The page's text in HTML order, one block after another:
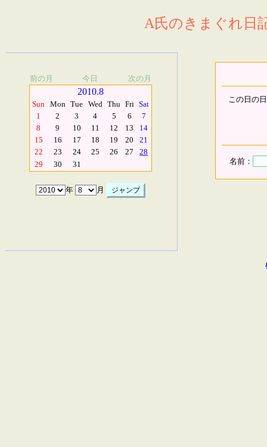
A氏のきまぐれ日
前の月 今日 次の月
2010.8
Sun Mon Tue Wed Thu Fri Sat
1
2 3 4 5 6
7
8
9 10 11 12 13
14
15
16 17 18 19 20
21
22
23 24 25 26 27
28
29
30 31
年 月
この日の
名前：